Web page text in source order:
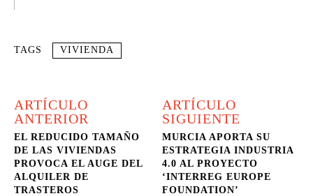
TAGS VIVIENDA
ARTÍCULO
ANTERIOR
EL REDUCIDO TAMAÑO
DE LAS VIVIENDAS
PROVOCA EL AUGE DEL
ALQUILER DE
TRASTEROS
ARTÍCULO
SIGUIENTE
MURCIA APORTA SU
ESTRATEGIA INDUSTRIA
4.0 AL PROYECTO
‘INTERREG EUROPE
FOUNDATION’